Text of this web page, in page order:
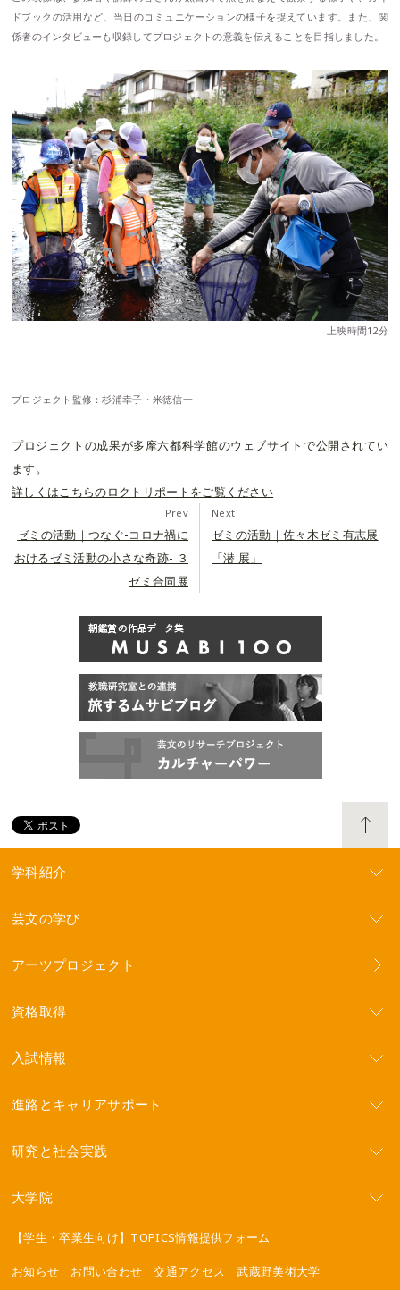
ドブックの活用など、当日のコミュニケーションの様子を捉えています。また、関
係者のインタビューも収録してプロジェクトの意義を伝えることを目指しました。
上映時間12分
プロジェクト監修：杉浦幸子・米徳信一
プロジェクトの成果が多摩六都科学館のウェブサイトで公開されてい
ます。
詳しくはこちらのロクトリポートをご覧ください
Prev
ゼミの活動｜つなぐ-コロナ禍に
おけるゼミ活動の小さな奇跡- ３
ゼミ合同展
Next
ゼミの活動｜佐々木ゼミ有志展
「潜 展」
学科紹介
芸文の学び
アーツプロジェクト
資格取得
入試情報
進路とキャリアサポート
研究と社会実践
大学院
【学生・卒業生向け】TOPICS情報提供フォーム
お知らせ お問い合わせ 交通アクセス 武蔵野美術大学